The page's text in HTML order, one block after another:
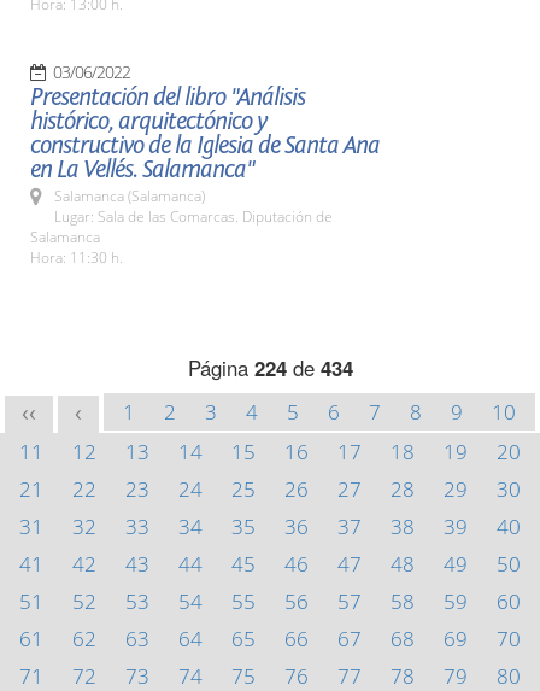
Hora: 13:00 h.
03/06/2022
Presentación del libro "Análisis
histórico, arquitectónico y
constructivo de la Iglesia de Santa Ana
en La Vellés. Salamanca"
Salamanca (Salamanca)
Lugar: Sala de las Comarcas. Diputación de
Salamanca
Hora: 11:30 h.
Página 224de 434
<< < 1 2 3 4 5 6 7 8 9
10
11
12 13 14 15 16 17 18 19
20
21
22 23 24 25 26 27 28 29
30
31
32 33 34 35 36 37 38 39
40
41
42 43 44 45 46 47 48 49
50
51
52 53 54 55 56 57 58 59
60
61
62 63 64 65 66 67 68 69
70
71
72 73 74 75 76 77 78 79
80